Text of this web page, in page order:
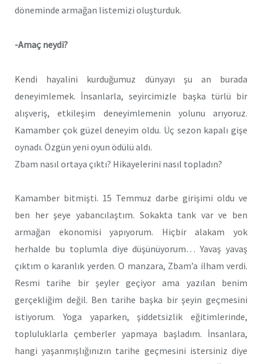
döneminde armağan listemizi oluşturduk.
-Amaç neydi?
Kendi hayalini kurduğumuz dünyayı şu an burada
deneyimlemek. İnsanlarla, seyircimizle başka türlü bir
alışveriş, etkileşim deneyimlemenin yolunu arıyoruz.
Kamamber çok güzel deneyim oldu. Üç sezon kapalı gişe
oynadı. Özgün yeni oyun ödülü aldı.
Zbam nasıl ortaya çıktı? Hikayelerini nasıl topladın?
Kamamber bitmişti. 15 Temmuz darbe girişimi oldu ve
ben her şeye yabancılaştım. Sokakta tank var ve ben
armağan ekonomisi yapıyorum. Hiçbir alakam yok
herhalde bu toplumla diye düşünüyorum… Yavaş yavaş
çıktım o karanlık yerden. O manzara, Zbam’a ilham verdi.
Resmi tarihe bir şeyler geçiyor ama yazılan benim
gerçekliğim değil. Ben tarihe başka bir şeyin geçmesini
istiyorum. Yoga yaparken, şiddetsizlik eğitimlerinde,
topluluklarla çemberler yapmaya başladım. İnsanlara,
hangi yaşanmışlığınızın tarihe geçmesini istersiniz diye